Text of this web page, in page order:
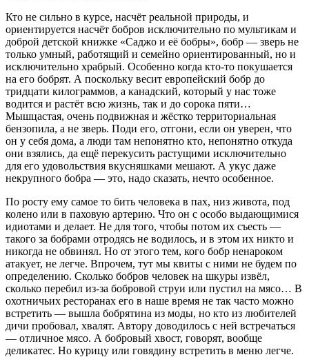
Кто не сильно в курсе, насчёт реальной природы, и
ориентируется насчёт бобров исключительно по мультикам и
доброй детской книжке «Саджо и её бобры», бобр — зверь не
только умный, работящий и семейно ориентированный, но и
исключительно храбрый. Особенно когда кто-то покушается
на его бобрят. А поскольку весит европейский бобр до
тридцати килограммов, а канадский, который у нас тоже
водится и растёт всю жизнь, так и до сорока пяти…
Мышцастая, очень подвижная и жёстко территориальная
бензопила, а не зверь. Поди его, отгони, если он уверен, что
он у себя дома, а люди там непонятно кто, непонятно откуда
они взялись, да ещё перекусить растущими исключительно
для его удовольствия вкусняшками мешают. А укус даже
некрупного бобра — это, надо сказать, нечто особенное.
По росту ему самое то бить человека в пах, низ живота, под
колено или в паховую артерию. Что он с особо выдающимися
идиотами и делает. Не для того, чтобы потом их съесть —
такого за бобрами отродясь не водилось, и в этом их никто и
никогда не обвинял. Но от этого тем, кого бобр ненароком
атакует, не легче. Впрочем, тут мы квиты с ними не будем по
определению. Сколько бобров человек на шкуры извёл,
сколько перебил из-за бобровой струи или пустил на мясо… В
охотничьих ресторанах его в наше время не так часто можно
встретить — вышла бобрятина из моды, но кто из любителей
дичи пробовал, хвалят. Автору доводилось с ней встречаться
— отличное мясо. А бобровый хвост, говорят, вообще
деликатес. Но курицу или говядину встретить в меню легче.